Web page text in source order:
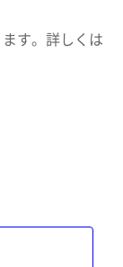
す。詳しくは